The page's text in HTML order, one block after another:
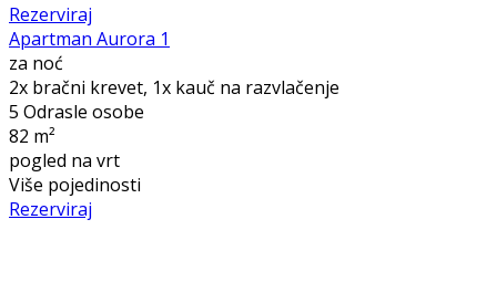
Rezerviraj
Apartman Aurora 1
za noć
2x bračni krevet, 1x kauč na razvlačenje
5 Odrasle osobe
82 m²
pogled na vrt
Više pojedinosti
Rezerviraj